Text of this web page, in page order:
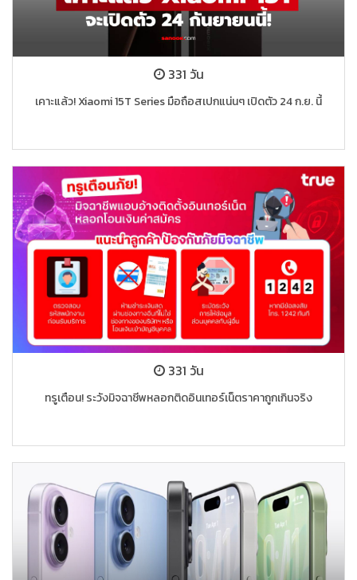
331 วัน
เคาะแล้ว! Xiaomi 15T Series มือถือสเปกแน่นๆ เปิดตัว 24 ก.ย. นี้
331 วัน
ทรูเตือน! ระวังมิจฉาชีพหลอกติดอินเทอร์เน็ตราคาถูกเกินจริง